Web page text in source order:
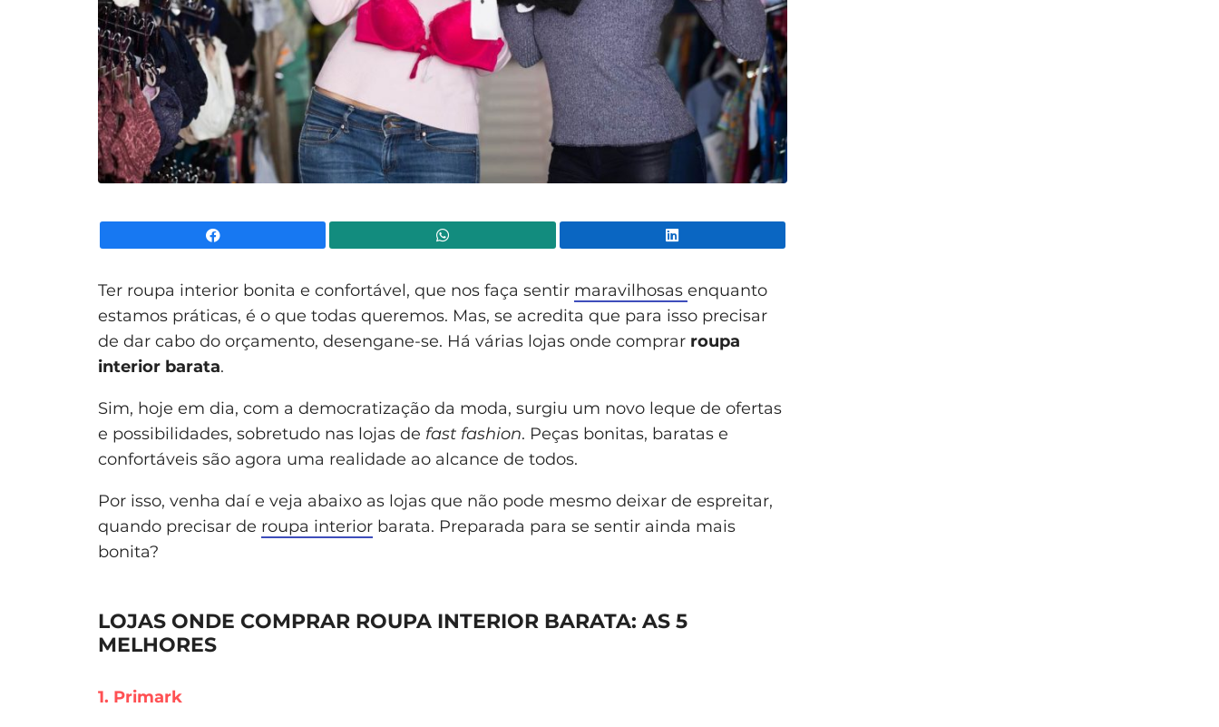
Ter roupa interior bonita e confortável, que nos faça sentir maravilhosas enquanto
estamos práticas, é o que todas queremos. Mas, se acredita que para isso precisar
de dar cabo do orçamento, desengane-se. Há várias lojas onde comprar roupa
interior barata.
Sim, hoje em dia, com a democratização da moda, surgiu um novo leque de ofertas
e possibilidades, sobretudo nas lojas de fast fashion. Peças bonitas, baratas e
confortáveis são agora uma realidade ao alcance de todos.
Por isso, venha daí e veja abaixo as lojas que não pode mesmo deixar de espreitar,
quando precisar de roupa interior barata. Preparada para se sentir ainda mais
bonita?
LOJAS ONDE COMPRAR ROUPA INTERIOR BARATA: AS 5
MELHORES
1. Primark